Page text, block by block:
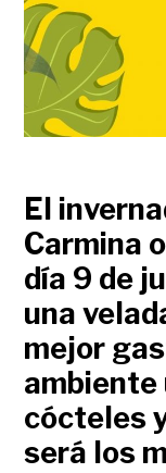
El
Carmina
día 9 de
una
mejor
ambiente
cócteles
será los